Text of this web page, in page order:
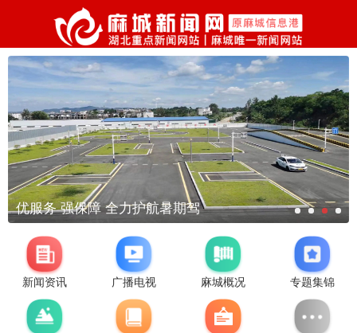
优服务 强保障 全力护航暑期驾
新闻资讯 广播电视 麻城概况 专题集锦